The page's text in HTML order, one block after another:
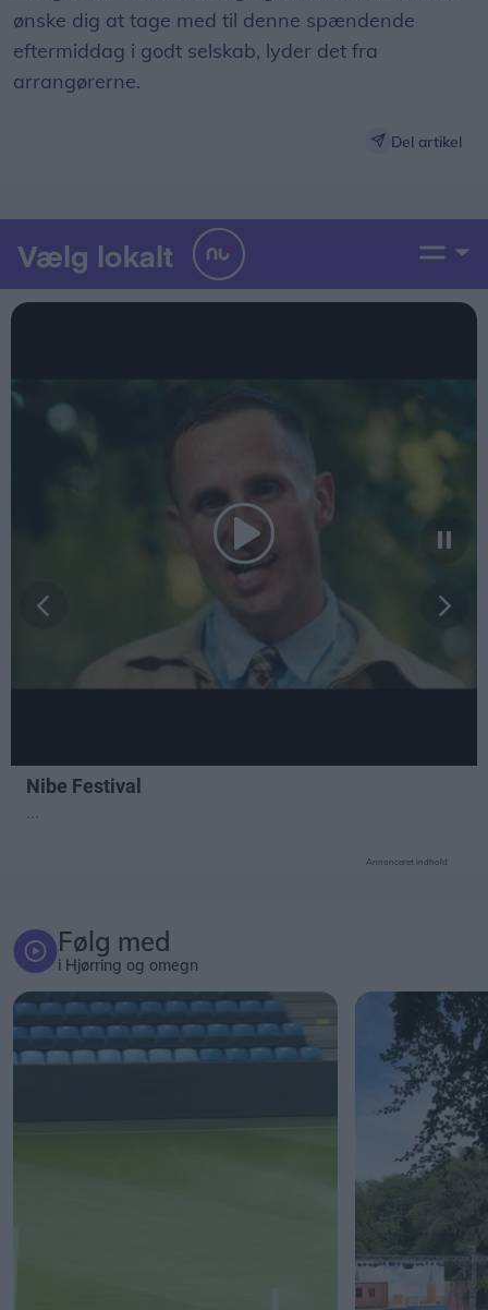
ønske dig at tage med til denne spændende
eftermiddag i godt selskab, lyder det fra
arrangørerne.
Del artikel
Annonceret indhold
Følg med
i Hjørring og omegn